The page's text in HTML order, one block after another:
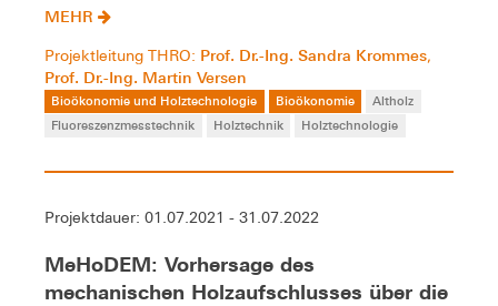
MEHR
Projektleitung THRO: Prof. Dr.-Ing. Sandra Krommes,
Prof. Dr.-Ing. Martin Versen
Bioökonomie und Holztechnologie Bioökonomie
Altholz
Fluoreszenzmesstechnik
Holztechnik Holztechnologie
Projektdauer: 01.07.2021 - 31.07.2022
MeHoDEM: Vorhersage des
mechanischen Holzaufschlusses über die